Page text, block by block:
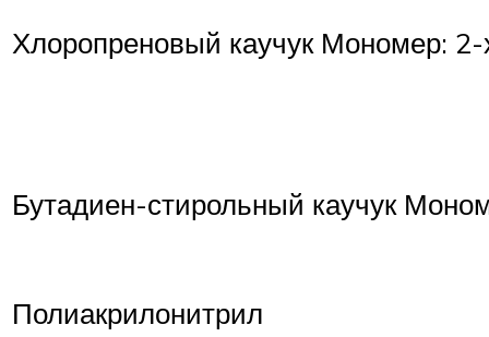
Хлоропреновый каучук Мономер:
Бутадиен-стирольный каучук
Полиакрилонитрил